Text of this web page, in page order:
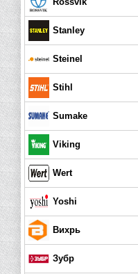
Stanley
Steinel
Stihl
Sumake
Viking
Wert
Yoshi
Вихрь
Зубр